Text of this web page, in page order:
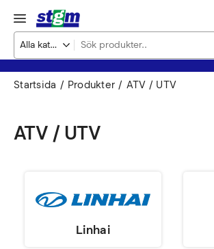
Startsida Produkter ATV / UTV
ATV / UTV
Linhai